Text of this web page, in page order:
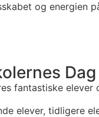
og energien
Dag
fantastiske
elever, tidligere